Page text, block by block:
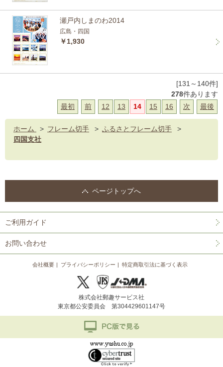
瀬戸内しまのわ2014
広島・四国
￥1,930
[131～140件]
278件あります
最初
前 12 13 14 15 16 次 最後
ホーム > フレーム切手 > ふるさとフレーム切手
>
四国支社
ページトップへ
ご利用ガイド
お問い合わせ
会社概要 プライバシーポリシー 特定商取引法に基づく表示
株式会社郵趣サービス社
東京都公安委員会 第304429601147号